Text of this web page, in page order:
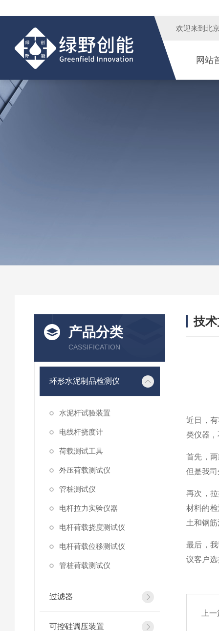
欢迎来到 北
网站
产品分类
CASSIFICATION
环形水泥制品检测仪
水泥杆试验装置
电线杆挠度计
荷载测试工具
外压荷载测试仪
管桩测试仪
电杆拉力实验仪器
电杆荷载挠度测试仪
电杆荷载位移测试仪
管桩荷载测试仪
过滤器
可控硅调压装置
技
近日，
类仪器
首先，
但是我
再次，
材料的
土和钢
最后，
议客户
上